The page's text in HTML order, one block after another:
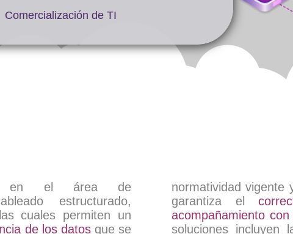
Comercialización de TI
en el área de
estructurado,
cuales permiten un
de los datosque se
normatividad vigente
garantiza el
acompañamiento
soluciones incluyen